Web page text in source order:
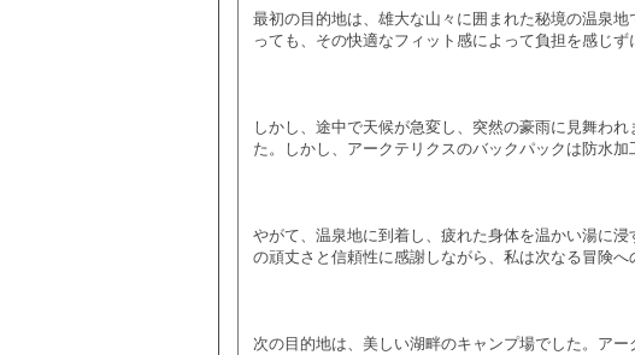
最初の目的地は、雄大な山々に囲まれた秘境の温泉
っても、その快適なフィット感によって負担を感じず
しかし、途中で天候が急変し、突然の豪雨に見舞わ
た。しかし、アークテリクスのバックパックは防水
やがて、温泉地に到着し、疲れた身体を温かい湯に
の頑丈さと信頼性に感謝しながら、私は次なる冒険へ
次の目的地は、美しい湖畔のキャンプ場でした。ア